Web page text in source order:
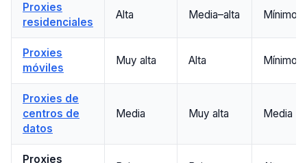
Proxies
residenciales
Alta Media–alta Mínimo
Proxies
móviles
Muy alta Alta Mínimo
Proxies de
centros de
datos
Media Muy alta Media
Proxies